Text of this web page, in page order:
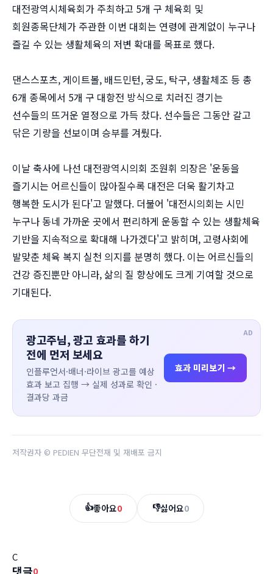
대전광역시체육회가 주최하고 5개 구 체육회 및
회원종목단체가 주관한 이번 대회는 연령에 관계없이 누구나
즐길 수 있는 생활체육의 저변 확대를 목표로 했다.
댄스스포츠, 게이트볼, 배드민턴, 궁도, 탁구, 생활체조 등 총
6개 종목에서 5개 구 대항전 방식으로 치러진 경기는
선수들의 뜨거운 열정으로 가득 찼다. 선수들은 그동안 갈고
닦은 기량을 선보이며 승부를 겨뤘다.
이날 축사에 나선 대전광역시의회 조원휘 의장은 '운동을
즐기시는 어르신들이 많아질수록 대전은 더욱 활기차고
행복한 도시가 된다'고 말했다. 더불어 '대전시의회는 시민
누구나 동네 가까운 곳에서 편리하게 운동할 수 있는 생활체육
기반을 지속적으로 확대해 나가겠다'고 밝히며, 고령사회에
발맞춘 체육 복지 실천 의지를 분명히 했다. 이는 어르신들의
건강 증진뿐만 아니라, 삶의 질 향상에도 크게 기여할 것으로
기대된다.
AD
광고주님, 광고 효과를 하기
전에 먼저 보세요
인플루언서·배너·라이브 광고를 예상
효과 보고 집행 → 실제 성과로 확인 ·
결과당 과금
효과 미리보기 →
저작권자 © PEDIEN 무단전재 및 재배포 금지
👍좋아요0 👎싫어요0
C
댓글0